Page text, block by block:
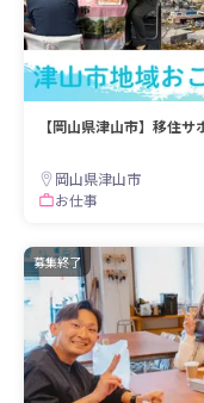
【岡山県津山市】移住
岡山県津山市
お仕事
募集終了